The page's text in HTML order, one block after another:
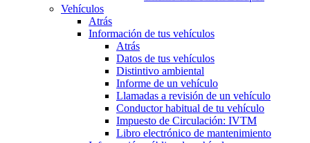
Vehículos
Atrás
Información de tus vehículos
Atrás
Datos de tus vehículos
Distintivo ambiental
Informe de un vehículo
Llamadas a revisión de un vehículo
Conductor habitual de tu vehículo
Impuesto de Circulación: IVTM
Libro electrónico de mantenimiento